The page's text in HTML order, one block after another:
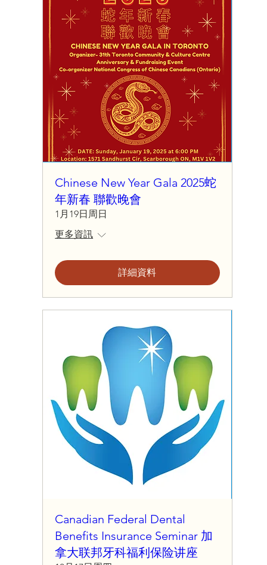
Chinese New Year Gala 2025蛇
年新春 聯歡晚會
1月19日周日
更多資訊
詳細資料
Canadian Federal Dental
Benefits Insurance Seminar 加
拿大联邦牙科福利保险讲座